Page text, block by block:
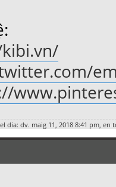
dia: dv. maig 11, 2018 8:41 pm, en